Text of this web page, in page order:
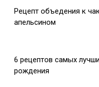
Рецепт объедения к
апельсином
6 рецептов самых
рождения